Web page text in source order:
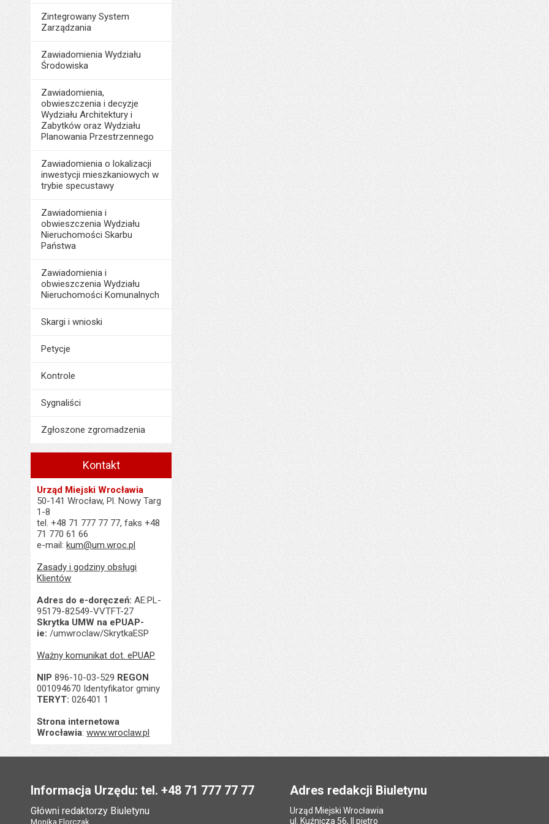
Zintegrowany System
Zarządzania
Zawiadomienia Wydziału
Środowiska
Zawiadomienia,
obwieszczenia i decyzje
Wydziału Architektury i
Zabytków oraz Wydziału
Planowania Przestrzennego
Zawiadomienia o lokalizacji
inwestycji mieszkaniowych w
trybie specustawy
Zawiadomienia i
obwieszczenia Wydziału
Nieruchomości Skarbu
Państwa
Zawiadomienia i
obwieszczenia Wydziału
Nieruchomości Komunalnych
Skargi i wnioski
Petycje
Kontrole
Sygnaliści
Zgłoszone zgromadzenia
Kontakt
Urząd Miejski Wrocławia
50-141 Wrocław, Pl. Nowy Targ
1-8
tel. +48 71 777 77 77, faks +48
71 770 61 66
e-mail:kum@um.wroc.pl
Zasady i godziny obsługi
Klientów
Adres do e-doręczeń: AE:PL-
95179-82549-VVTFT-27
Skrytka UMW na ePUAP-
ie: /umwroclaw/SkrytkaESP
Ważny komunikat dot. ePUAP
NIP 896-10-03-529 REGON
001094670 Identyfikator gminy
TERYT: 026401 1
Strona internetowa
Wrocławia:www.wroclaw.pl
Informacja Urzędu: tel. +48 71 777 77 77
Główni redaktorzy Biuletynu
Monika Florczak
Adres redakcji Biuletynu
Urząd Miejski Wrocławia
ul. Kuźnicza 56, II piętro